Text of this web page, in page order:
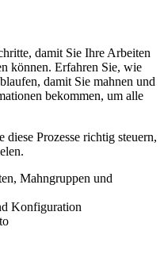
damit Sie Ihre Arbeiten
können. Erfahren Sie, wie
damit Sie mahnen und
bekommen, um alle
Prozesse richtig steuern,
Mahngruppen und
Konfiguration